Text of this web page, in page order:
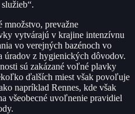
prevažne
vytvárajú v krajine intenzívnu
vo verejných bazénoch vo
úradov z hygienických dôvodov.
sú zakázané voľné plavky
ďalších miest však povoľuje
napríklad Rennes, kde však
všeobecné uvoľnenie pravidiel